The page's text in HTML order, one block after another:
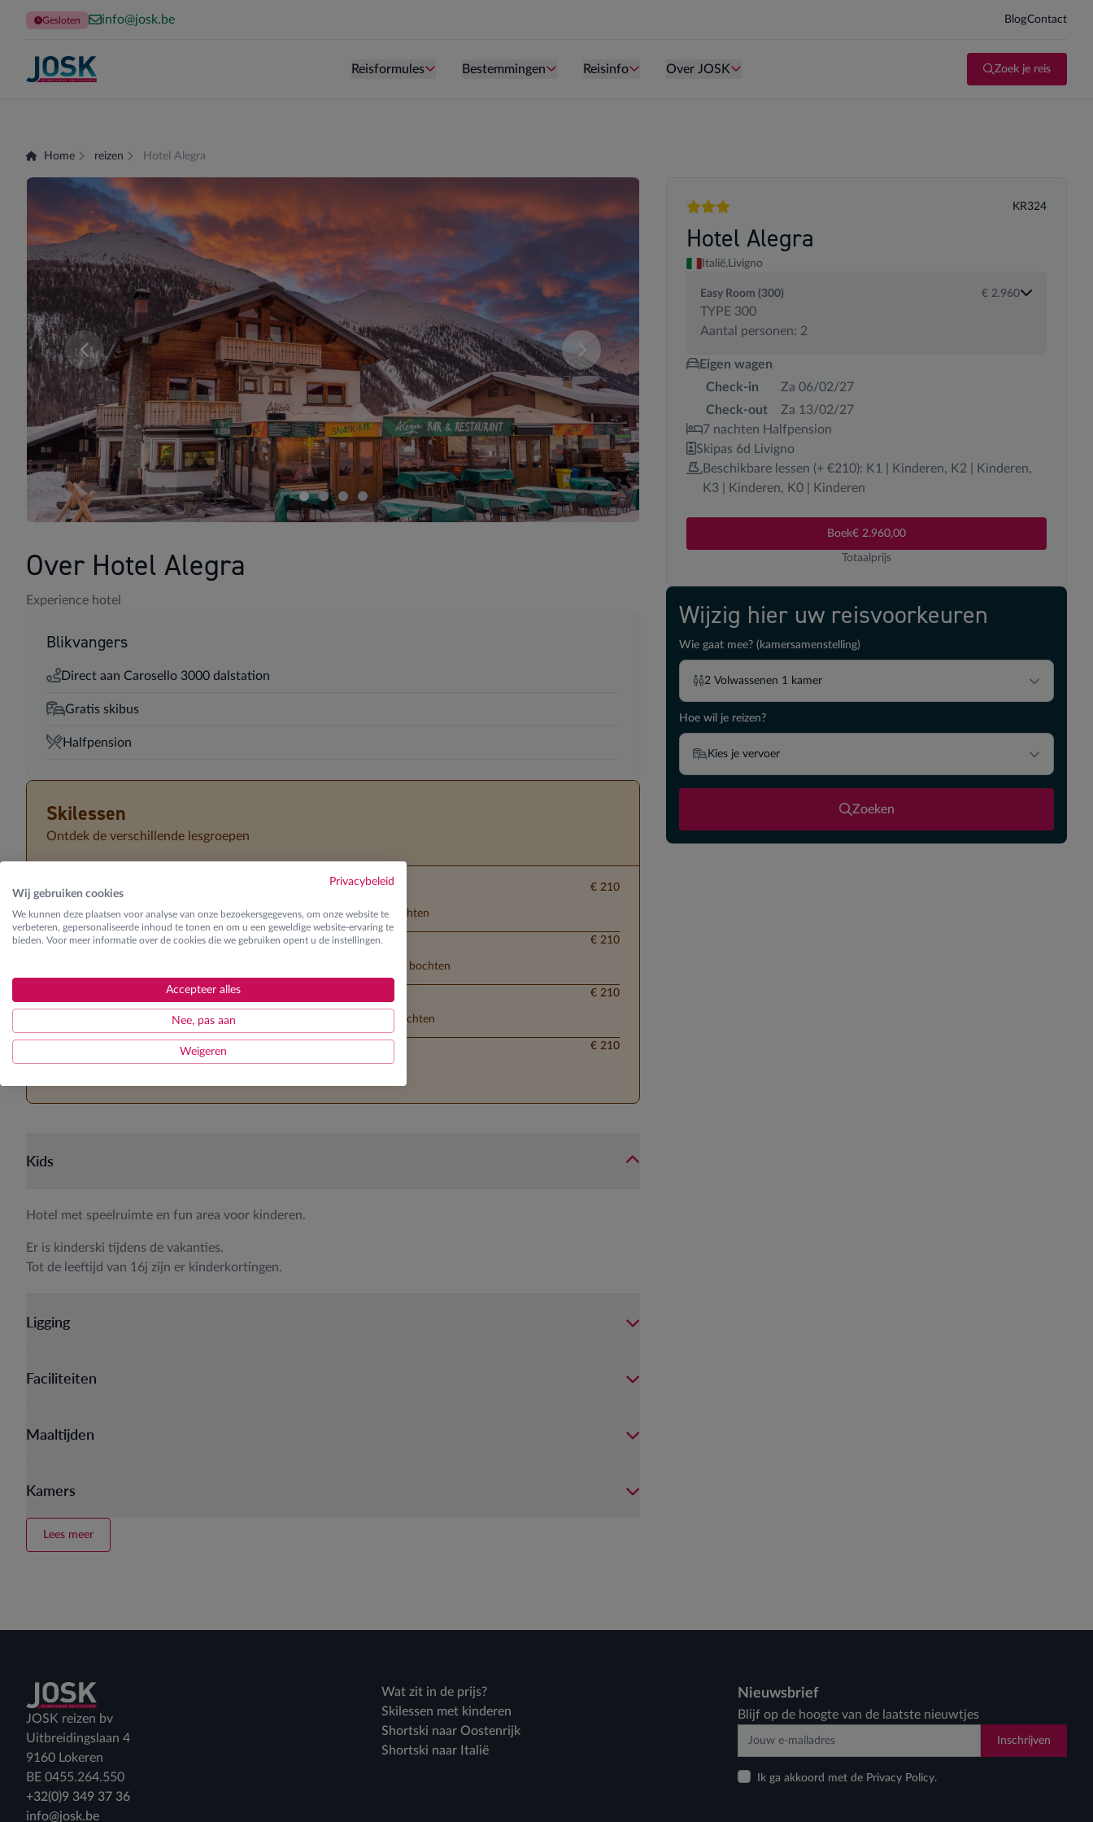
Privacybeleid
Wij gebruiken cookies
We kunnen deze plaatsen voor analyse van onze bezoekersgegevens, om onze website te
verbeteren, gepersonaliseerde inhoud te tonen en om u een geweldige website-ervaring te
bieden. Voor meer informatie over de cookies die we gebruiken opent u de instellingen.
Accepteer alles
Nee, pas aan
Weigeren
Gesloten info@josk.be BlogContact
Terug naar de homepage
Zoek je reis
Reisformules Persoon is te oud kind te zijn.
Bestemmingen Persoon is te oud kind te zijn.
Reisinfo Persoon is te oud kind te zijn.
Over JOSK
Home reizen Hotel Alegra
Er zijn momenteel geen kamers beschikbaar voor deze samenstelling. U kan uw kamersamenstelling wijzigen.
Vergelijk de verschillende transportopties
3 sterren
KR324
Hotel Alegra
Italië, Livigno
Easy Room (300)
TYPE 300
Aantal personen: 2
€ 2.960
Eigen wagen
Check-in
Za 06/02/27
Check-out
Za 13/02/27
7 nachten Halfpension
Skipas 6d Livigno
Beschikbare lessen (+ €210): K1 | Kinderen, K2 | Kinderen,
K3 | Kinderen, K0 | Kinderen
Boek€ 2.960,00
Totaalprijs
Wijzig hier uw reisvoorkeuren
Wie gaat mee? (kamersamenstelling)
2 Volwassenen 1 kamer
Hoe wil je reizen?
Kies je vervoer
Zoeken
Over Hotel Alegra
Experience hotel
Blikvangers
Direct aan Carosello 3000 dalstation
Gratis skibus
Halfpension
Skilessen
Ontdek de verschillende lesgroepen
K1 | Kinderen
Startniveau vlot & zelfstandig blauwe pisten kunnen afdalen in ploegbochten
€ 210
K2 | Kinderen
Startniveau vlot & zelfstandig rode pisten kunnen afdalen in elementaire bochten
€ 210
Startniveau vlot & zelfstandig zwarte pisten kunnen afdalen in parallelbochten
€ 210
€ 210
Kids
Hotel met speelruimte en fun area voor kinderen.
Er is kinderski tijdens de vakanties.
Tot de leeftijd van 16j zijn er kinderkortingen.
Ligging
Faciliteiten
Maaltijden
Kamers
Lees meer
Terug naar home
JOSK reizen bv
Uitbreidingslaan 4
9160 Lokeren
BE 0455.264.550
+32(0)9 349 37 36
info@josk.be
Wat zit in de prijs?
Skilessen met kinderen
Shortski naar Oostenrijk
Shortski naar Italië
Nieuwsbrief
Blijf op de hoogte van de laatste nieuwtjes
Inschrijven
Ik ga akkoord met de Privacy Policy.